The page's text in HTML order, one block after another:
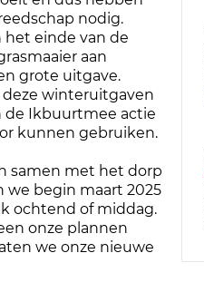
nodig.
het einde van de
aan
grote uitgave.
winteruitgaven
de Ikbuurtmee actie
kunnen gebruiken.
samen met het dorp
we begin maart 2025
ochtend of middag.
onze plannen
we onze nieuwe